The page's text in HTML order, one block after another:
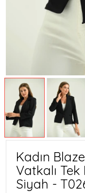
Kadın
Vatkalı
Siyah -